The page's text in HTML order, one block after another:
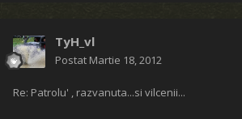
TyH_vl
Postat Martie 18, 2012
Re: Patrolu' , razvanuta...si vilcenii...